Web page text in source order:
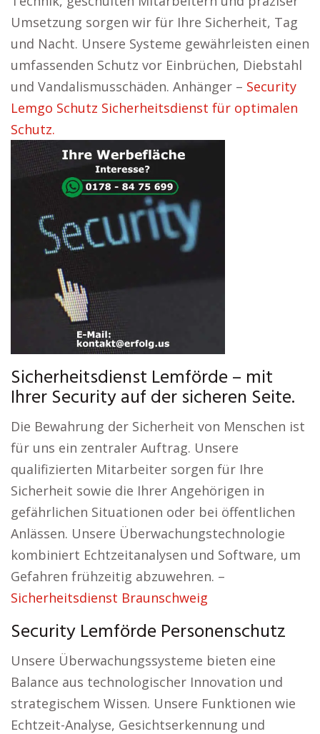
Umsetzung sorgen wir für Ihre Sicherheit, Tag
und Nacht. Unsere Systeme gewährleisten einen
umfassenden Schutz vor Einbrüchen, Diebstahl
und Vandalismusschäden. Anhänger – Security
Lemgo Schutz Sicherheitsdienst für optimalen
Schutz.
Sicherheitsdienst Lemförde – mit
Ihrer Security auf der sicheren Seite.
Die Bewahrung der Sicherheit von Menschen ist
für uns ein zentraler Auftrag. Unsere
qualifizierten Mitarbeiter sorgen für Ihre
Sicherheit sowie die Ihrer Angehörigen in
gefährlichen Situationen oder bei öffentlichen
Anlässen. Unsere Überwachungstechnologie
kombiniert Echtzeitanalysen und Software, um
Gefahren frühzeitig abzuwehren. –
Sicherheitsdienst Braunschweig
Security Lemförde Personenschutz
Unsere Überwachungssysteme bieten eine
Balance aus technologischer Innovation und
strategischem Wissen. Unsere Funktionen wie
Echtzeit-Analyse, Gesichtserkennung und